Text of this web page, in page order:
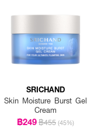
SRICHAND
Skin Moisture Burst Gel
Cream
฿249฿455 (45%)